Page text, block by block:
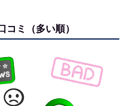
コミ（多い順）